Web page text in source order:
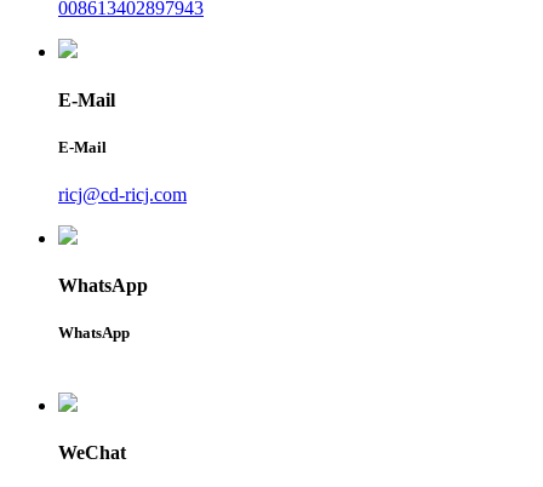
008613402897943
E-Mail
E-Mail
ricj@cd-ricj.com
WhatsApp
WhatsApp
WeChat